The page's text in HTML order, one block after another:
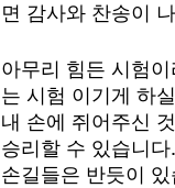
면 감사와 찬송이
아무리 힘든 시험
는 시험 이기게 하
내 손에 쥐어주신
승리할 수 있습니
손길들은 반듯이